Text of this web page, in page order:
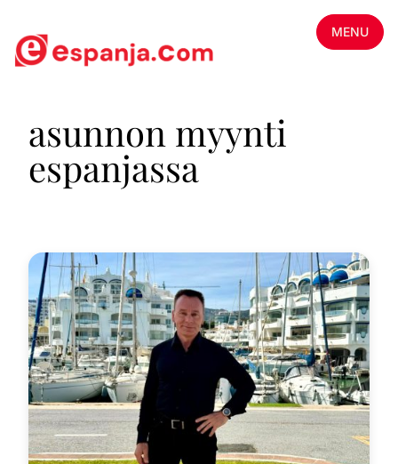
MENU
asunnon myynti
espanjassa